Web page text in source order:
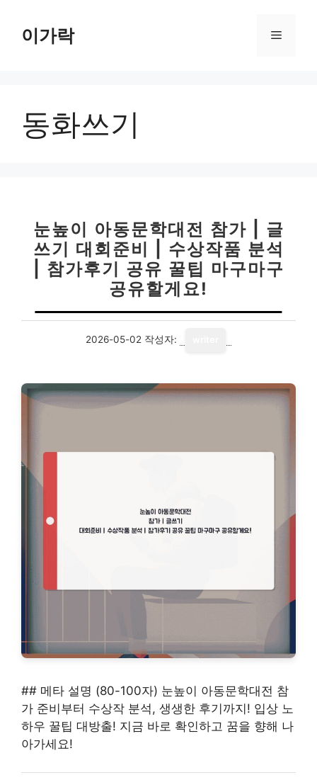
이가락 메
동화쓰기
눈높이 아동문학대전 참가 | 글
쓰기 대회준비 | 수상작품 분석
| 참가후기 공유 꿀팁 마구마구
공유할게요!
2026-05-02 작성자:
## 메타 설명 (80-100자) 눈높이 아동문학대전 참
가 준비부터 수상작 분석, 생생한 후기까지! 입상 노
하우 꿀팁 대방출! 지금 바로 확인하고 꿈을 향해 나
아가세요!